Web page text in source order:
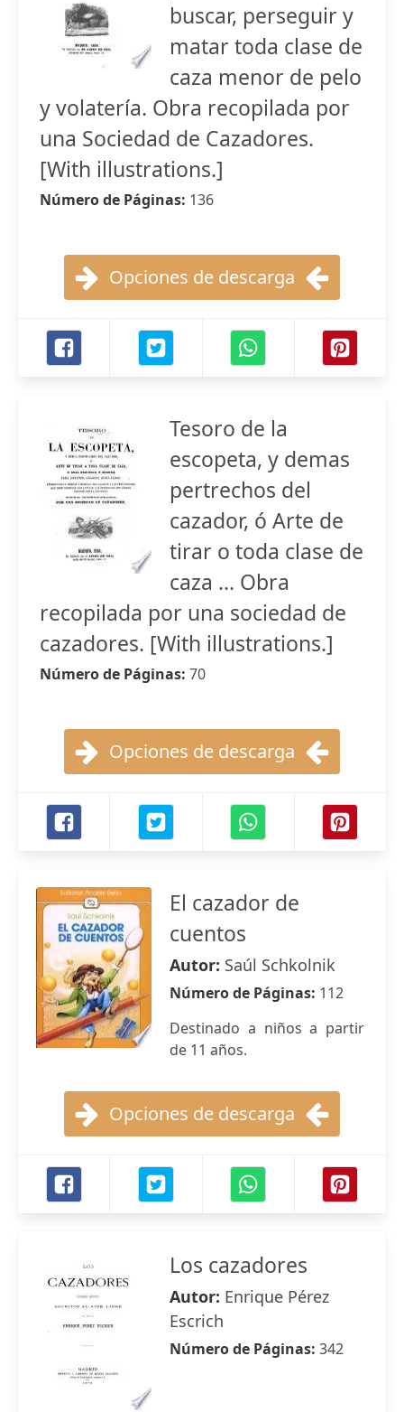
buscar, perseguir y
matar toda clase de
caza menor de pelo
y volatería. Obra recopilada por
una Sociedad de Cazadores.
[With illustrations.]
Número de Páginas: 136
Opciones de descarga
Tesoro de la
escopeta, y demas
pertrechos del
cazador, ó Arte de
tirar o toda clase de
caza ... Obra
recopilada por una sociedad de
cazadores. [With illustrations.]
Número de Páginas: 70
Opciones de descarga
El cazador de
cuentos
Autor: Saúl Schkolnik
Número de Páginas: 112
Destinado a niños a partir
de 11 años.
Opciones de descarga
Los cazadores
Autor: Enrique Pérez
Escrich
Número de Páginas: 342